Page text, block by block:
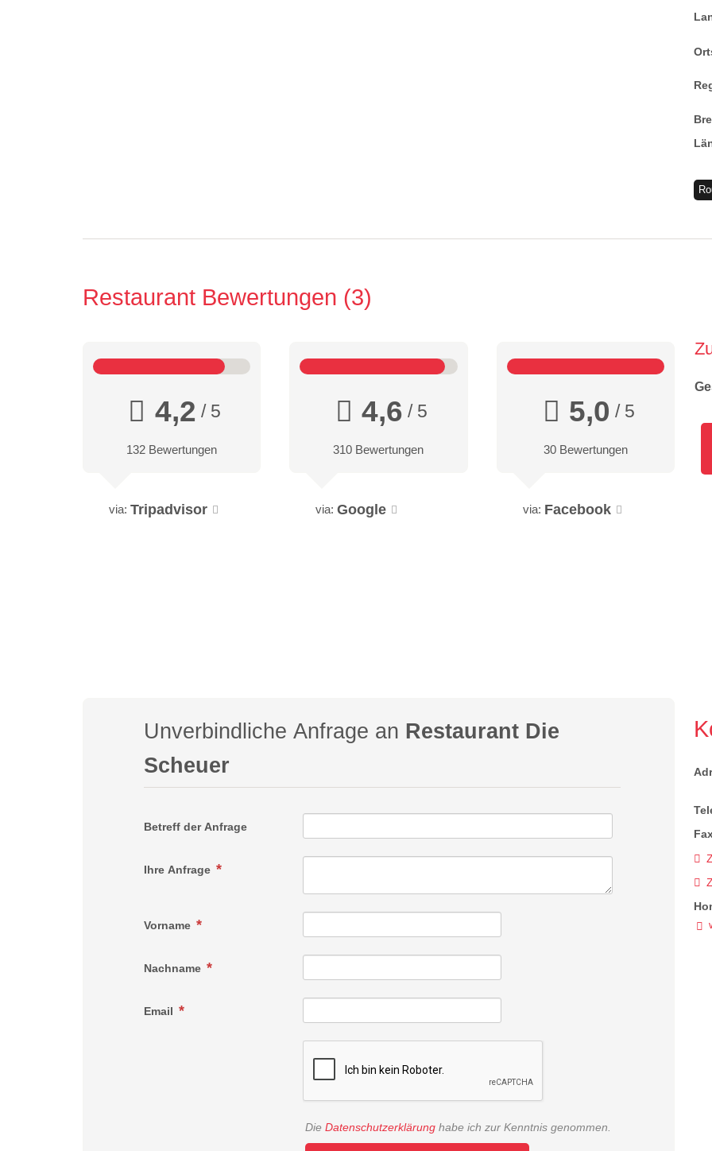
Restaurant Bewertungen 3
4,2 / 5
132 Bewertungen
via: Tripadvisor
4,6 / 5
310 Bewertungen
via: Google
5,0 / 5
30 Bewertungen
via: Facebook
Unverbindliche Anfrage an Restaurant Die
Scheuer
Betreff der Anfrage
Ihre Anfrage
Vorname
Nachname
Email
DieDatenschutzerklärung habe ich zur Kenntnis genommen.